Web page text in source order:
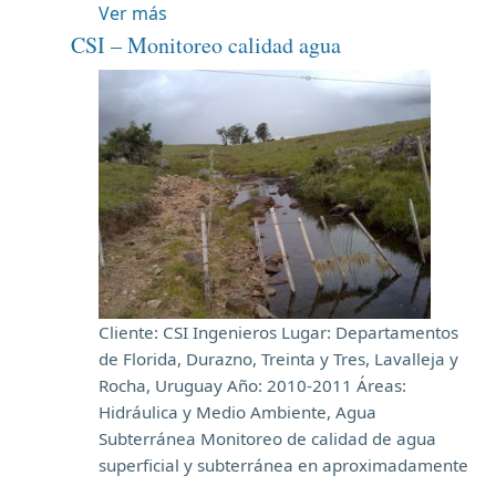
Ver más
CSI – Monitoreo calidad agua
Cliente: CSI Ingenieros Lugar: Departamentos
de Florida, Durazno, Treinta y Tres, Lavalleja y
Rocha, Uruguay Año: 2010-2011 Áreas:
Hidráulica y Medio Ambiente, Agua
Subterránea Monitoreo de calidad de agua
superficial y subterránea en aproximadamente